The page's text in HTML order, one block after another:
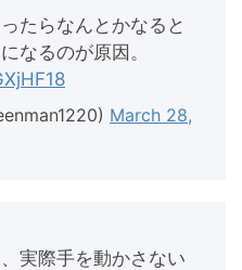
たらなんとかなると
なるのが原因。
March 28,
実際手を動かさない